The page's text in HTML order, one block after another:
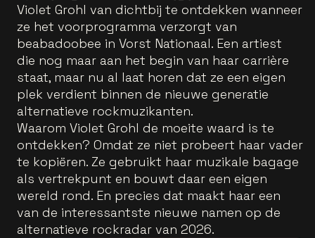
Violet Grohl van dichtbij te ontdekken wanneer
ze het voorprogramma verzorgt van
beabadoobee in Vorst Nationaal. Een artiest
die nog maar aan het begin van haar carrière
staat, maar nu al laat horen dat ze een eigen
plek verdient binnen de nieuwe generatie
alternatieve rockmuzikanten.
Waarom Violet Grohl de moeite waard is te
ontdekken? Omdat ze niet probeert haar vader
te kopiëren. Ze gebruikt haar muzikale bagage
als vertrekpunt en bouwt daar een eigen
wereld rond. En precies dat maakt haar een
van de interessantste nieuwe namen op de
alternatieve rockradar van 2026.